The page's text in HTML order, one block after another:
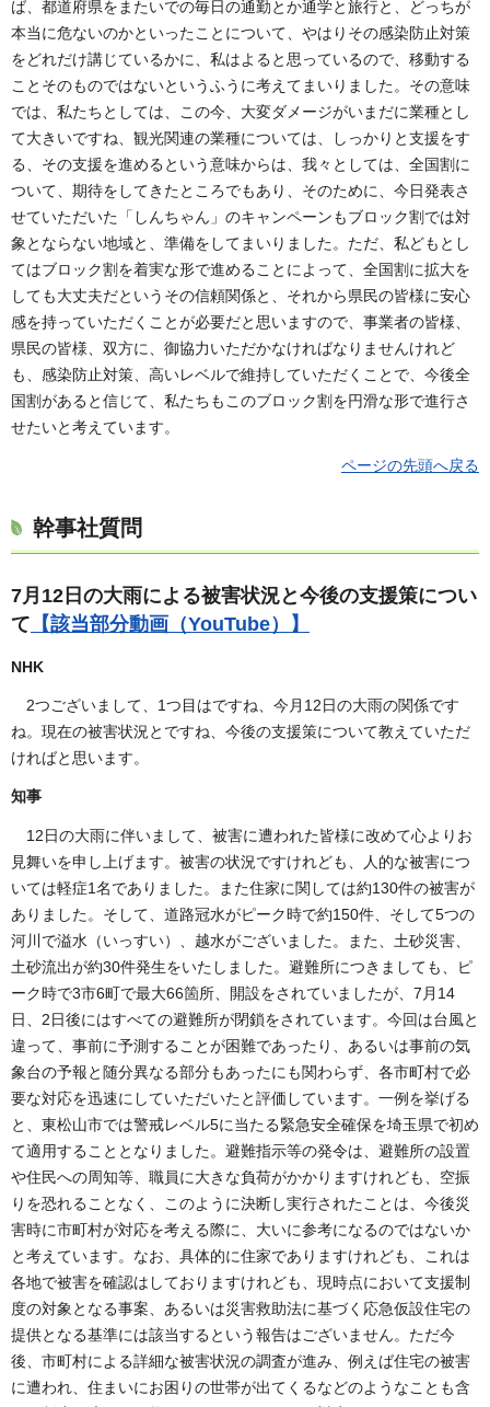
ば、都道府県をまたいでの毎日の通勤とか通学と旅行と、どっちが
本当に危ないのかといったことについて、やはりその感染防止対策
をどれだけ講じているかに、私はよると思っているので、移動する
ことそのものではないというふうに考えてまいりました。その意味
では、私たちとしては、この今、大変ダメージがいまだに業種とし
て大きいですね、観光関連の業種については、しっかりと支援をす
る、その支援を進めるという意味からは、我々としては、全国割に
ついて、期待をしてきたところでもあり、そのために、今日発表さ
せていただいた「しんちゃん」のキャンペーンもブロック割では対
象とならない地域と、準備をしてまいりました。ただ、私どもとし
てはブロック割を着実な形で進めることによって、全国割に拡大を
しても大丈夫だというその信頼関係と、それから県民の皆様に安心
感を持っていただくことが必要だと思いますので、事業者の皆様、
県民の皆様、双方に、御協力いただかなければなりませんけれど
も、感染防止対策、高いレベルで維持していただくことで、今後全
国割があると信じて、私たちもこのブロック割を円滑な形で進行さ
せたいと考えています。
ページの先頭へ戻る
幹事社質問
7月12日の大雨による被害状況と今後の支援策につい
て 【該当部分動画（YouTube）】
NHK
2つございまして、1つ目はですね、今月12日の大雨の関係です
ね。現在の被害状況とですね、今後の支援策について教えていただ
ければと思います。
知事
12日の大雨に伴いまして、被害に遭われた皆様に改めて心よりお
見舞いを申し上げます。被害の状況ですけれども、人的な被害につ
いては軽症1名でありました。また住家に関しては約130件の被害が
ありました。そして、道路冠水がピーク時で約150件、そして5つの
河川で溢水（いっすい）、越水がございました。また、土砂災害、
土砂流出が約30件発生をいたしました。避難所につきましても、ピ
ーク時で3市6町で最大66箇所、開設をされていましたが、7月14
日、2日後にはすべての避難所が閉鎖をされています。今回は台風と
違って、事前に予測することが困難であったり、あるいは事前の気
象台の予報と随分異なる部分もあったにも関わらず、各市町村で必
要な対応を迅速にしていただいたと評価しています。一例を挙げる
と、東松山市では警戒レベル5に当たる緊急安全確保を埼玉県で初め
て適用することとなりました。避難指示等の発令は、避難所の設置
や住民への周知等、職員に大きな負荷がかかりますけれども、空振
りを恐れることなく、このように決断し実行されたことは、今後災
害時に市町村が対応を考える際に、大いに参考になるのではないか
と考えています。なお、具体的に住家でありますけれども、これは
各地で被害を確認はしておりますけれども、現時点において支援制
度の対象となる事案、あるいは災害救助法に基づく応急仮設住宅の
提供となる基準には該当するという報告はございません。ただ今
後、市町村による詳細な被害状況の調査が進み、例えば住宅の被害
に遭われ、住まいにお困りの世帯が出てくるなどのようなことも含